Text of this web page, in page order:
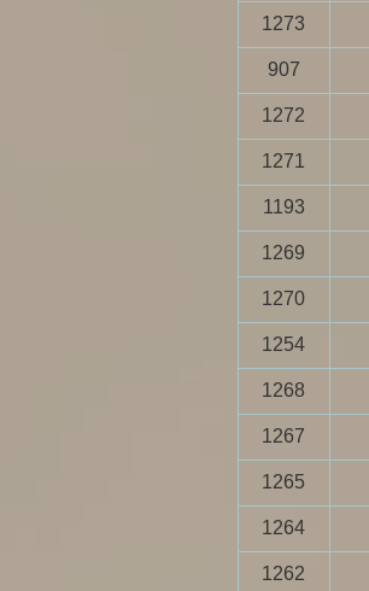
1273
907
1272
1271
1193
1269
1270
1254
1268
1267
1265
1264
1262